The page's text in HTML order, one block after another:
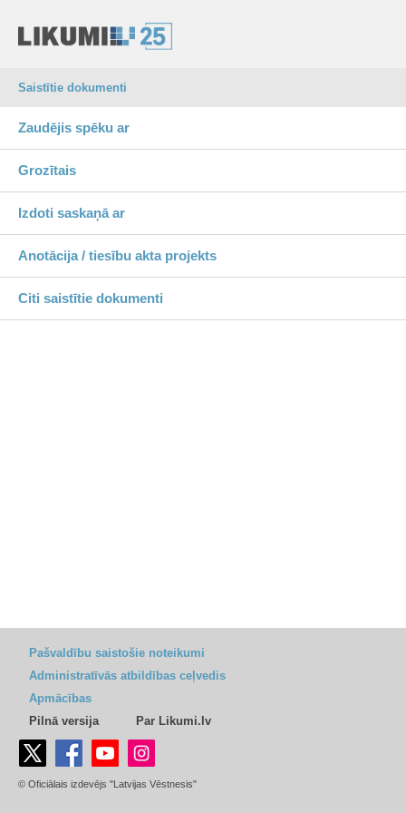
Saistītie dokumenti
Zaudējis spēku ar
Grozītais
Izdoti saskaņā ar
Anotācija / tiesību akta projekts
Citi saistītie dokumenti
Pašvaldību saistošie noteikumi
Administratīvās atbildības ceļvedis
Apmācības
Pilnā versija
Par Likumi.lv
© Oficiālais izdevējs "Latvijas Vēstnesis"